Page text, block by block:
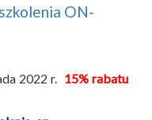
ON-
2022 r. 15% rabatu